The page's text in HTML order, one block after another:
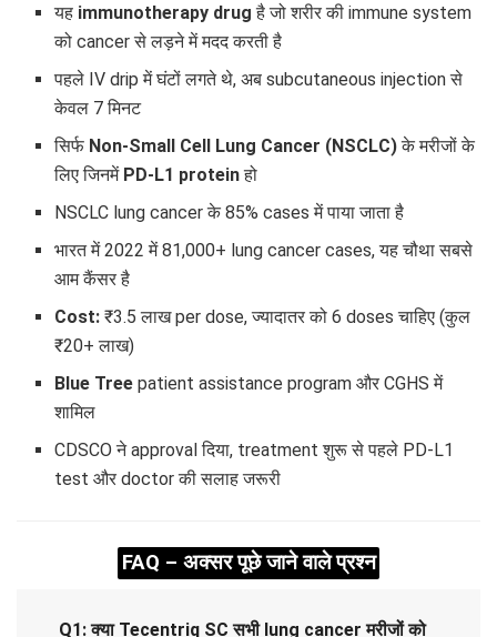
यह immunotherapy drug है जो शरीर की immune system
को cancer से लड़ने में मदद करती है
पहले IV drip में घंटों लगते थे, अब subcutaneous injection से
केवल 7 मिनट
सिर्फ Non-Small Cell Lung Cancer (NSCLC)के मरीजों के
लिए जिनमें PD-L1 proteinहो
NSCLC lung cancer के 85% cases में पाया जाता है
भारत में 2022 में 81,000+ lung cancer cases, यह चौथा सबसे
आम कैंसर है
Cost: ₹3.5 लाख per dose, ज्यादातर को 6 doses चाहिए (कुल
₹20+ लाख)
Blue Tree patient assistance program और CGHS में
शामिल
CDSCO ने approval दिया, treatment शुरू से पहले PD-L1
test और doctor की सलाह जरूरी
FAQ – अक्सर पूछे जाने वाले प्रश्न
Q1: क्या Tecentriq SC सभी lung cancer मरीजों को